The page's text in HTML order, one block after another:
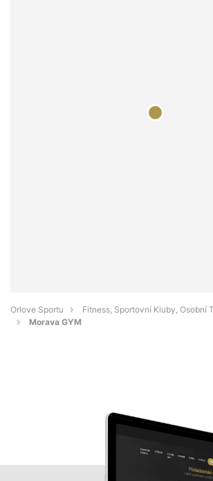
Orlove Sportu
Fitness, Sportovní Kluby, Osobní
Morava GYM